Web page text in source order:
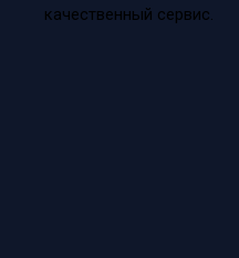
качественный сервис.